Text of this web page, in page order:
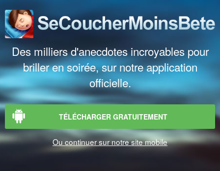
Des milliers d'anecdotes incroyables pour
briller en soirée, sur notre application
officielle.
TÉLÉCHARGER GRATUITEMENT
Ou continuer sur notre site mobile